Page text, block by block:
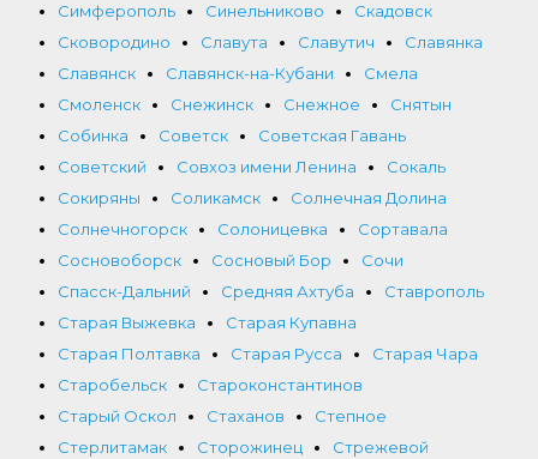
Симферополь
Синельниково
Скадовск
Сковородино
Славута Славутич
Славянка
Славянск
Славянск-на-Кубани
Смела
Смоленск
Снежинск Снежное
Снятын
Собинка
Советск
Советская Гавань
Советский
Совхоз имени Ленина
Сокаль
Сокиряны
Соликамск
Солнечная Долина
Солнечногорск
Солоницевка
Сортавала
Сосновоборск
Сосновый Бор
Сочи
Спасск-Дальний
Средняя Ахтуба
Ставрополь
Старая Выжевка
Старая Купавна
Старая Полтавка
Старая Русса
Старая Чара
Старобельск
Староконстантинов
Старый Оскол
Стаханов
Степное
Стерлитамак
Сторожинец
Стрежевой